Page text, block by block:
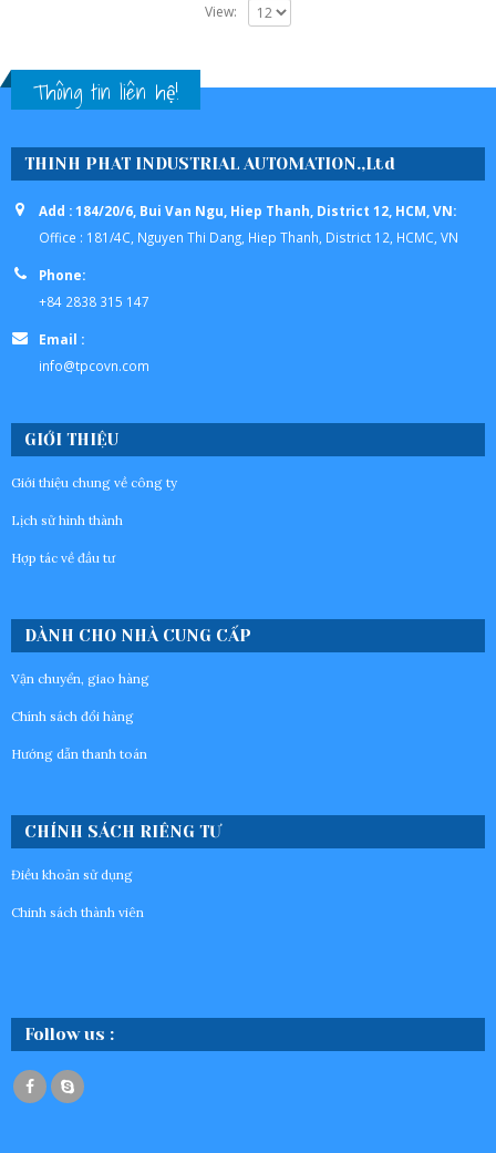
View:
Thông tin liên hệ!
THINH PHAT INDUSTRIAL AUTOMATION.,Ltd
Add : 184/20/6, Bui Van Ngu, Hiep Thanh, District 12, HCM, VN:
Office : 181/4C, Nguyen Thi Dang, Hiep Thanh, District 12, HCMC, VN
Phone:
+84 2838 315 147
Email :
info@tpcovn.com
GIỚI THIỆU
Giới thiệu chung về công ty
Lịch sử hình thành
Hợp tác về đầu tư
DÀNH CHO NHÀ CUNG CẤP
Vận chuyển, giao hàng
Chính sách đổi hàng
Hướng dẫn thanh toán
CHÍNH SÁCH RIÊNG TƯ
Điều khoản sử dụng
Chinh sách thành viên
Follow us :